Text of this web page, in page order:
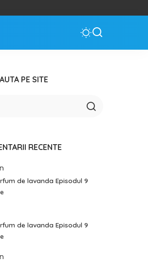
PE SITE
RECENTE
de lavanda Episodul 9
de lavanda Episodul 9